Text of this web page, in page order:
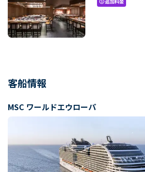
paid
客船情報
MSC ワールドエウローパ